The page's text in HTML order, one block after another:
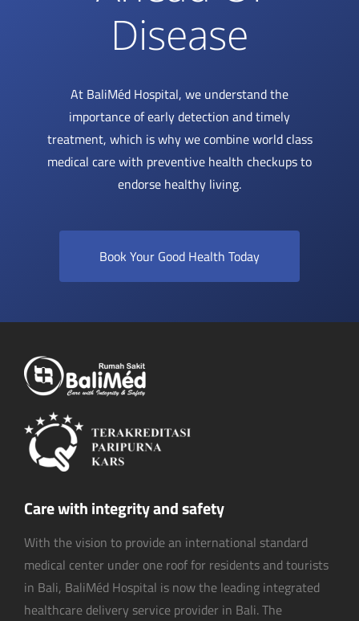
Disease
At BaliMéd Hospital, we understand the
importance of early detection and timely
treatment, which is why we combine world class
medical care with preventive health checkups to
endorse healthy living.
Book Your Good Health Today
Care with integrity and safety
With the vision to provide an international standard
medical center under one roof for residents and tourists
in Bali, BaliMéd Hospital is now the leading integrated
healthcare delivery service provider in Bali. The